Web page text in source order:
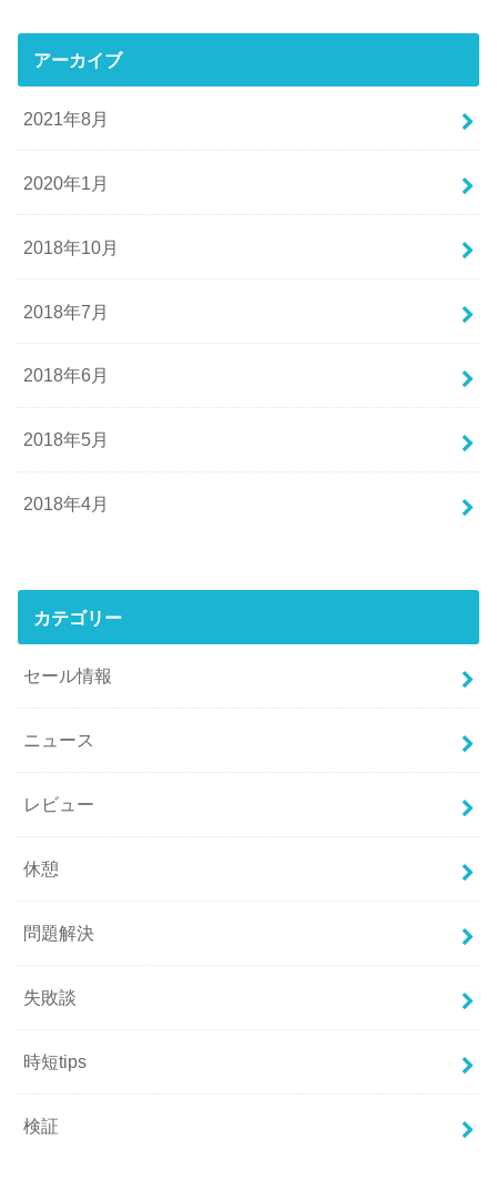
アーカイブ
2021年8月
2020年1月
2018年10月
2018年7月
2018年6月
2018年5月
2018年4月
カテゴリー
セール情報
ニュース
レビュー
休憩
問題解決
失敗談
時短tips
検証